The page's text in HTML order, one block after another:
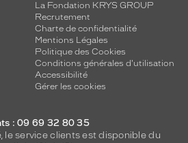
La Fondation KRYS GROUP
Recrutement
Charte de confidentialité
Mentions Légales
Politique des Cookies
Conditions générales d'utilisation
Accessibilité
Gérer les cookies
: 09 69 32 80 35
le service clients est disponible du